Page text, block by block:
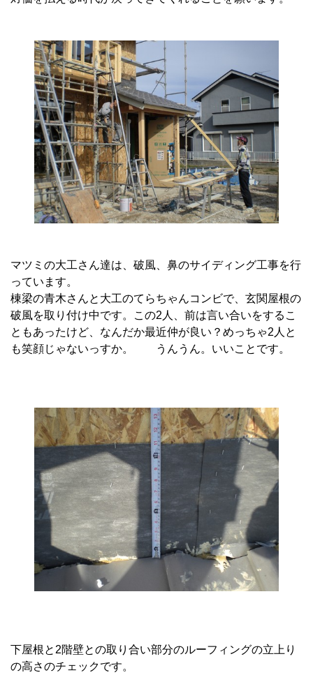
マツミの大工さん達は、破風、鼻のサイディング工事を行
っています。
棟梁の青木さんと大工のてらちゃんコンビで、玄関屋根の
破風を取り付け中です。この2人、前は言い合いをするこ
ともあったけど、なんだか最近仲が良い？めっちゃ2人と
も笑顔じゃないっすか。 うんうん。いいことです。
下屋根と2階壁との取り合い部分のルーフィングの立上り
の高さのチェックです。